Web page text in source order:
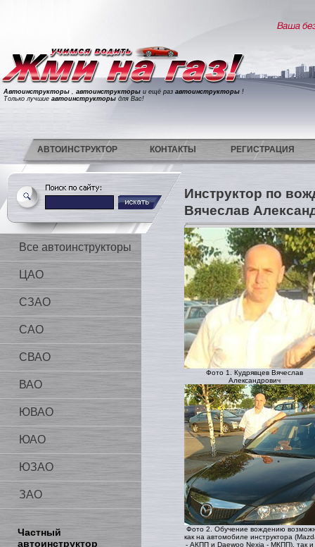
Автоинструкторы , автоинструкторы и ещё раз автоинструкторы !
Только лучшие автоинструкторы для Вас!
АВТОИНСТРУКТОР КОНТАКТЫ РЕГИСТРАЦИЯ
Все автоинструкторы
ЦАО
СЗАО
САО
СВАО
ВАО
ЮВАО
ЮАО
ЮЗАО
ЗАО
Частный
автоинструктор
Инструктор по
Вячеслав
Фото 1. Кудрявцев Вячеслав
Александрович
Фото 2. Обучение вождению
как на автомобиле инструктора
- АКПП и Daewoo Nexia - МКПП), так и